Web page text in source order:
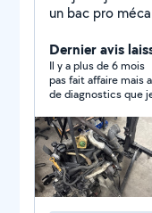
un bac pro
Dernier avis
Il y a plus de 6 mois
pas fait affaire mais
de diagnostics que